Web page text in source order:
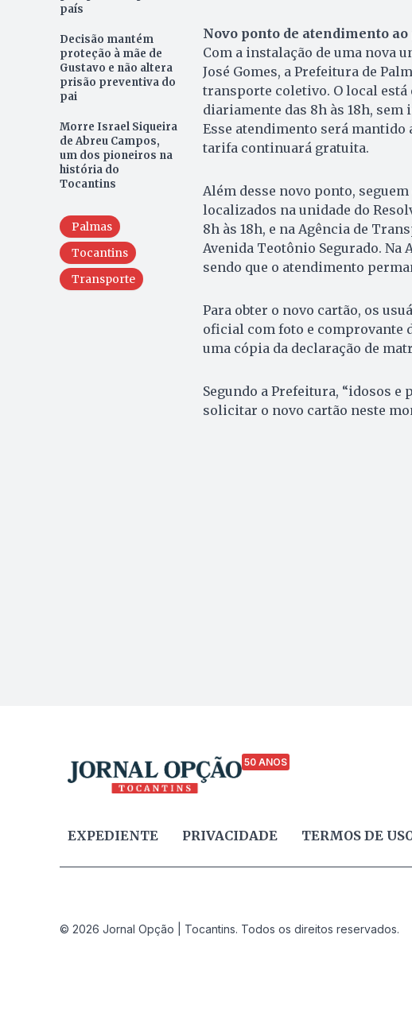
país
Decisão mantém
proteção à mãe de
Gustavo e não altera
prisão preventiva do
pai
Morre Israel Siqueira
de Abreu Campos,
um dos pioneiros na
história do
Tocantins
Palmas
Tocantins
Transporte
Novo ponto de atendimento
Com a instalação de uma nova
José Gomes, a Prefeitura de
transporte coletivo. O local está
diariamente das 8h às 18h,
Esse atendimento será mantido
tarifa continuará gratuita.
Além desse novo ponto,
localizados na unidade do
8h às 18h, e na Agência de
Avenida Teotônio Segurado. Na
sendo que o atendimento
Para obter o novo cartão, os
oficial com foto e comprovante
uma cópia da declaração de
Segundo a Prefeitura, “idosos
solicitar o novo cartão neste
50 ANOS
EXPEDIENTE PRIVACIDADE TERMOS DE
© 2026 Jornal Opção | Tocantins. Todos os direitos reservados.